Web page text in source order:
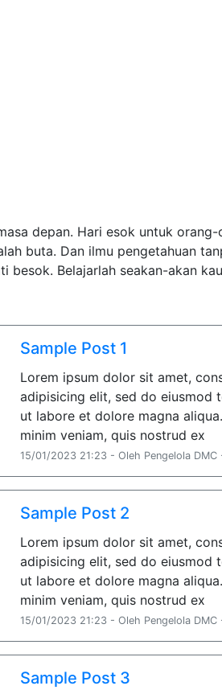
depan. Hari esok untuk
buta. Dan ilmu pengetahuan
besok. Belajarlah seakan-akan
Sample Post 1
Lorem ipsum dolor sit amet,
adipisicing elit, sed do eiusmod
ut labore et dolore magna
minim veniam, quis nostrud ex
15/01/2023 21:23 - Oleh Pengelola
Sample Post 2
Lorem ipsum dolor sit amet,
adipisicing elit, sed do eiusmod
ut labore et dolore magna
minim veniam, quis nostrud ex
15/01/2023 21:23 - Oleh Pengelola
Sample Post 3